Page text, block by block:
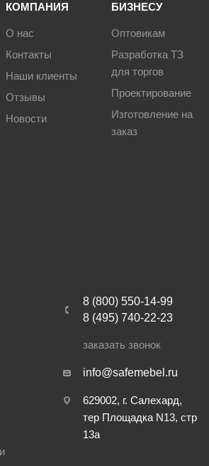
КОМПАНИЯ
О нас
Контакты
Наши клиенты
Отзывы
Новости
БИЗНЕСУ
Оптовикам
Разработка ТЗ
для торгов
Проектирование
Изготовление на
заказ
8 (800) 550-14-99
8 (495) 740-22-23
заказать звонок
info@safemebel.ru
629002, г. Салехард,
тер Площадка N13, стр
13а